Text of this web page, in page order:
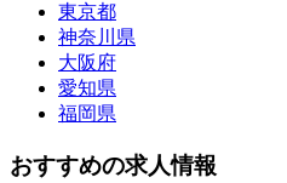
東京都
神奈川県
大阪府
愛知県
福岡県
おすすめの求人情報